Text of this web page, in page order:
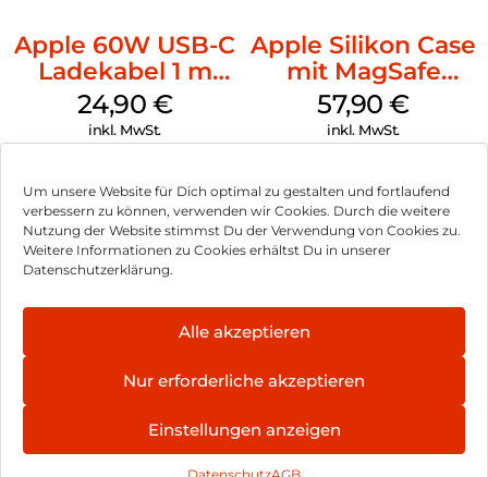
Um unsere Website für Dich optimal zu gestalten und fortlaufend
verbessern zu können, verwenden wir Cookies. Durch die weitere
Nutzung der Website stimmst Du der Verwendung von Cookies zu.
Weitere Informationen zu Cookies erhältst Du in unserer
Datenschutzerklärung.
Alle akzeptieren
Nur erforderliche akzeptieren
Einstellungen anzeigen
Apple 60W USB-C
Ladekabel 1 m
Weiß
24,90 €
inkl. MwSt.
Apple Silikon Case
mit MagSafe
iPhone 14 Pro
(PRODUCT)RED
57,90€
inkl. MwSt.
Impressum
Hinweis zur Batterieentsorgung
Newsletter